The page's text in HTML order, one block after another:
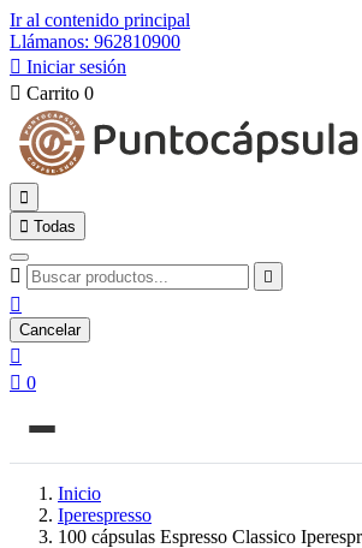
Ir al contenido principal
Llámanos: 962810900
 Iniciar sesión
 Carrito 0

 Todas
 

Cancelar

 0
Inicio
Iperespresso
100 cápsulas Espresso Classico